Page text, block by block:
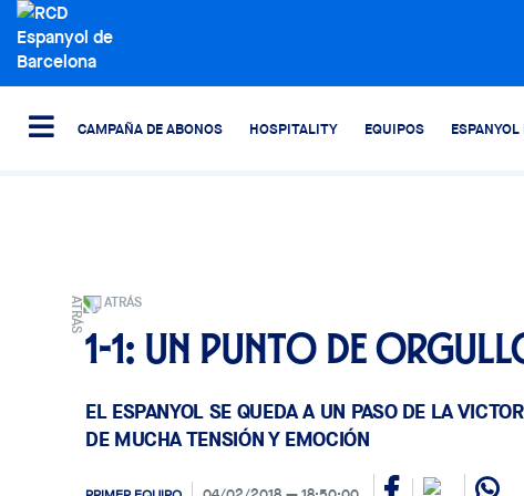
CAMPAÑA DE ABONOS HOSPITALITY EQUIPOS
ATRÁS
1-1: Un punto de
EL ESPANYOL SE QUEDA A UN PASO DE LA
DE MUCHA TENSIÓN Y EMOCIÓN